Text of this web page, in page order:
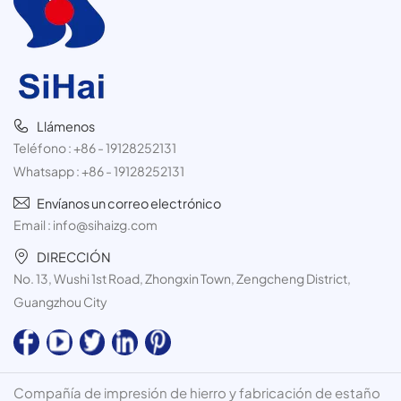
Llámenos
Teléfono :+86 - 19128252131
Whatsapp :+86 - 19128252131
Envíanos un correo electrónico
Email : info@sihaizg.com
DIRECCIÓN
No. 13, Wushi 1st Road, Zhongxin Town, Zengcheng District,
Guangzhou City
Compañía de impresión de hierro y fabricación de estaño